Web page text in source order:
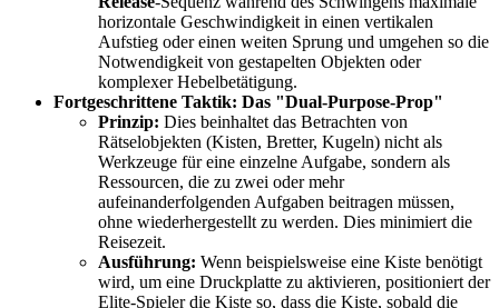
horizontale Geschwindigkeit in einen vertikalen
Aufstieg oder einen weiten Sprung und umgehen so die
Notwendigkeit von gestapelten Objekten oder
komplexer Hebelbetätigung.
Fortgeschrittene Taktik: Das "Dual-Purpose-Prop"
Prinzip: Dies beinhaltet das Betrachten von
Rätselobjekten (Kisten, Bretter, Kugeln) nicht als
Werkzeuge für eine einzelne Aufgabe, sondern als
Ressourcen, die zu zwei oder mehr
aufeinanderfolgenden Aufgaben beitragen müssen,
ohne wiederhergestellt zu werden. Dies minimiert die
Reisezeit.
Ausführung: Wenn beispielsweise eine Kiste benötigt
wird, um eine Druckplatte zu aktivieren, positioniert der
Elite-Spieler die Kiste so, dass die Kiste, sobald die